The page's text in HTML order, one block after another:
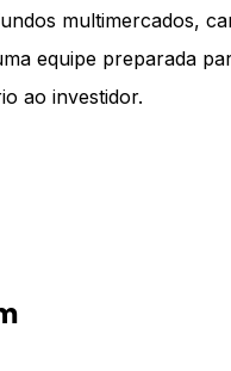
multimercados,
equipe preparada
ao investidor.